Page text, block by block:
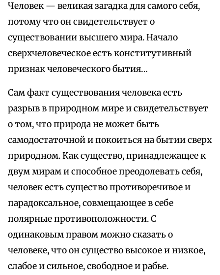
Человек — великая загадка для самого себя,
потому что он свидетельствует о
существовании высшего мира. Начало
сверхчеловеческое есть конститутивный
признак человеческого бытия…
Сам факт существования человека есть
разрыв в природном мире и свидетельствует
о том, что природа не может быть
самодостаточной и покоиться на бытии сверх
природном. Как существо, принадлежащее к
двум мирам и способное преодолевать себя,
человек есть существо противоречивое и
парадоксальное, совмещающее в себе
полярные противоположности. С
одинаковым правом можно сказать о
человеке, что он существо высокое и низкое,
слабое и сильное, свободное и рабье.